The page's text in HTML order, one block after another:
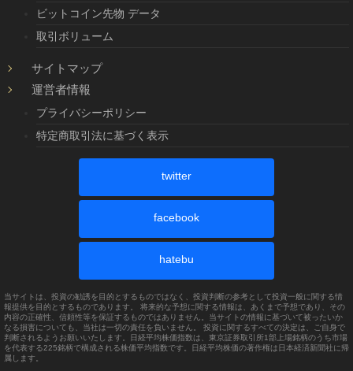
ビットコイン先物 データ
取引ボリューム
サイトマップ
運営者情報
プライバシーポリシー
特定商取引法に基づく表示
twitter
facebook
hatebu
当サイトは、投資の勧誘を目的とするものではなく、投資判断の参考として投資一般に関する情
報提供を目的とするものであります。 将来的な予想に関する情報は、あくまで予想であり、その
内容の正確性、信頼性等を保証するものではありません。当サイトの情報に基づいて被ったいか
なる損害についても、当社は一切の責任を負いません。 投資に関するすべての決定は、ご自身で
判断されるようお願いいたします。日経平均株価指数は、東京証券取引所1部上場銘柄のうち市場
を代表する225銘柄で構成される株価平均指数です。日経平均株価の著作権は日本経済新聞社に帰
属します。